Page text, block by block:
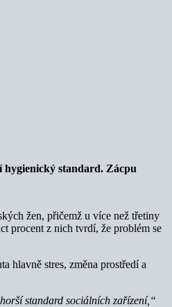
hygienický standard. Zácpu
žen, přičemž u více než třetiny
procent z nich tvrdí, že problém se
hlavně stres, změna prostředí a
standard sociálních zařízení,“